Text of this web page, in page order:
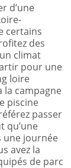
d’une
certains
des
climat
pour une
loire
la campagne
piscine
passer
qu’une
une journée
avez la
de parc